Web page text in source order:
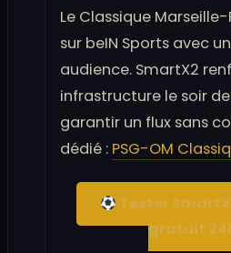
Le Classique
sur beIN Sports avec
audience. SmartX2
infrastructure le soir
garantir un flux sans
dédié : PSG-OM
Tester
gratuit